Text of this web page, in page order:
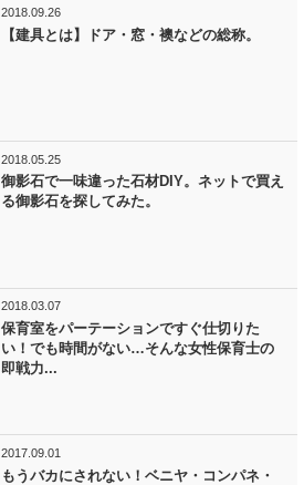
2018.09.26
【建具とは】ドア・窓・襖などの総称。
2018.05.25
御影石で一味違った石材DIY。ネットで買え
る御影石を探してみた。
2018.03.07
保育室をパーテーションですぐ仕切りた
い！でも時間がない…そんな女性保育士の
即戦力...
2017.09.01
もうバカにされない！ベニヤ・コンパネ・